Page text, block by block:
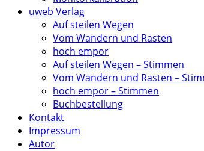
uweb Verlag
Auf steilen Wegen
Vom Wandern und Rasten
hoch empor
Auf steilen Wegen – Stimmen
Vom Wandern und Rasten –
hoch empor – Stimmen
Buchbestellung
Kontakt
Impressum
Autor